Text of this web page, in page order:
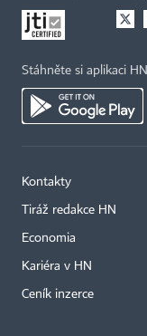
Stáhněte si aplikaci HN
Kontakty
Tiráž redakce HN
Economia
Kariéra v HN
Ceník inzerce